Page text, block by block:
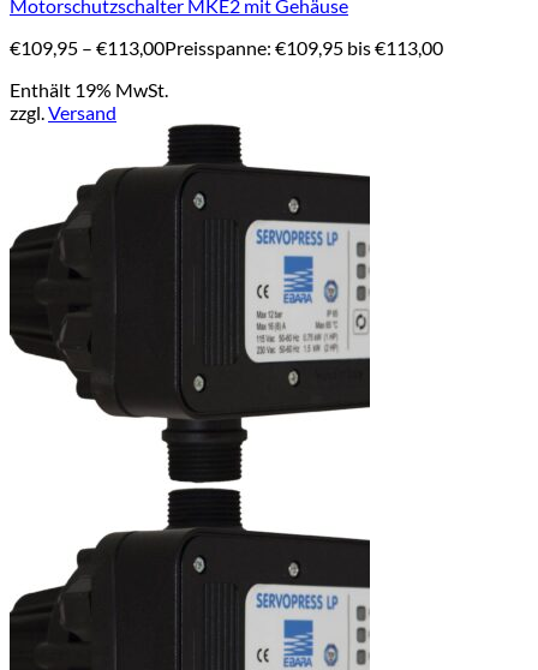
Motorschutzschalter MKE2 mit Gehäuse
€109,95 – €113,00Preisspanne: €109,95 bis €113,00
Enthält 19% MwSt.
zzgl.Versand